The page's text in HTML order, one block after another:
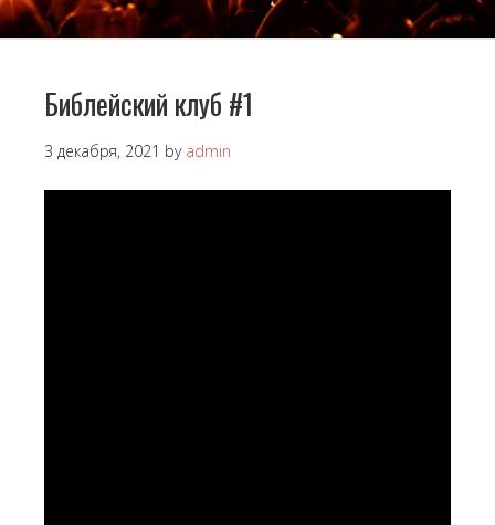
Библейский клуб #1
3 декабря, 2021 by admin